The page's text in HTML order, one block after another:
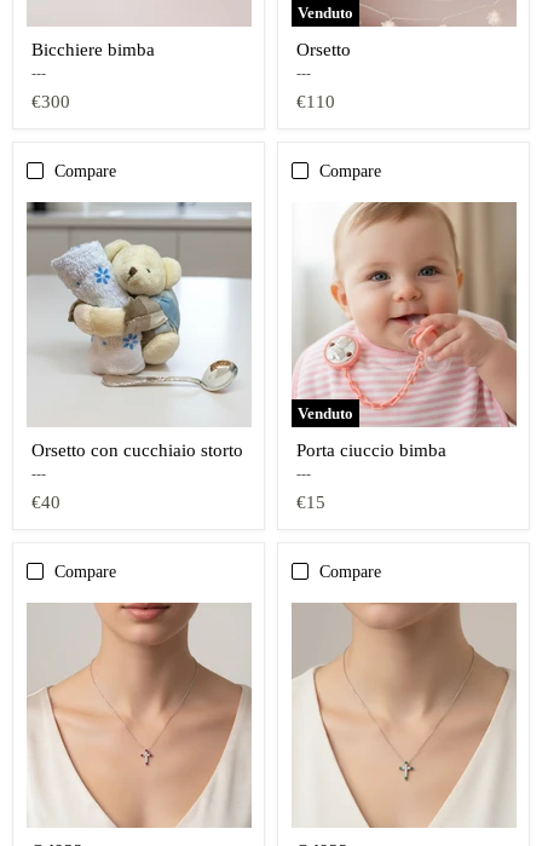
Bicchiere bimba
---
€300
Venduto
Orsetto
---
€110
Compare
Orsetto con cucchiaio storto
---
€40
Compare
Venduto
Porta ciuccio bimba
---
€15
Compare Compare